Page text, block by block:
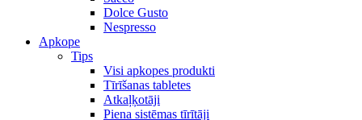
Dolce Gusto
Nespresso
Apkope
Tips
Visi apkopes produkti
Tīrīšanas tabletes
Atkaļķotāji
Piena sistēmas tīrītāji